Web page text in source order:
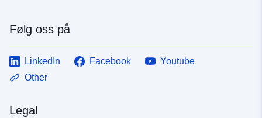
Følg oss på
LinkedIn Facebook
Youtube
Other
Legal